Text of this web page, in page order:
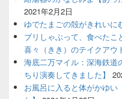
2021年2月2日
ゆでたまごの殻がきれいに
ブリしゃぶって、食べた
喜々（きき）のテイクアウ
海底二万マイル：深海鉄道
ちり演奏してきました】
お風呂に入ると体がかゆい